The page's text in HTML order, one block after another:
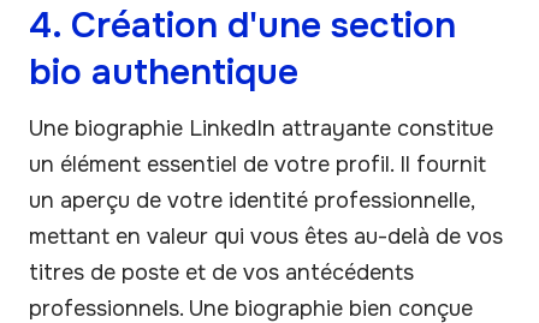
4. Création d'une section
bio authentique
Une biographie LinkedIn attrayante constitue
un élément essentiel de votre profil. Il fournit
un aperçu de votre identité professionnelle,
mettant en valeur qui vous êtes au-delà de vos
titres de poste et de vos antécédents
professionnels. Une biographie bien conçue